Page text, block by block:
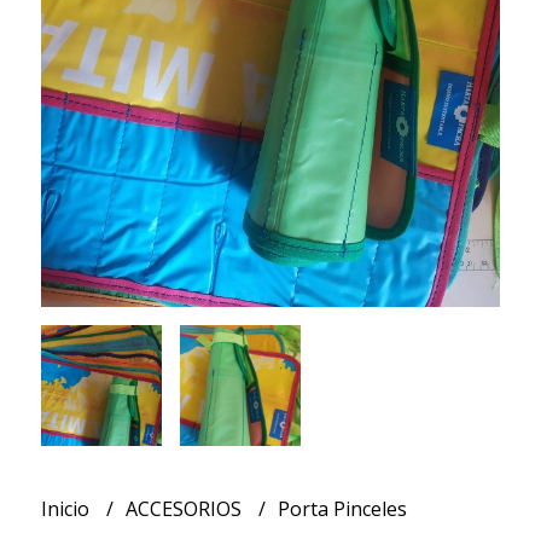
Inicio ACCESORIOS Porta Pinceles